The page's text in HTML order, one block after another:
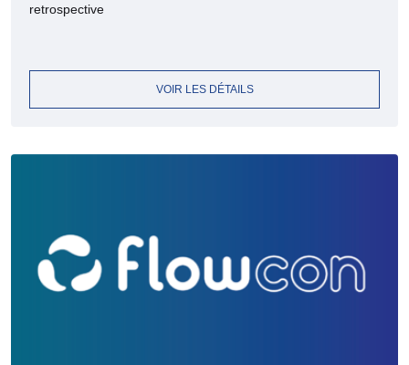
retrospective
VOIR LES DÉTAILS